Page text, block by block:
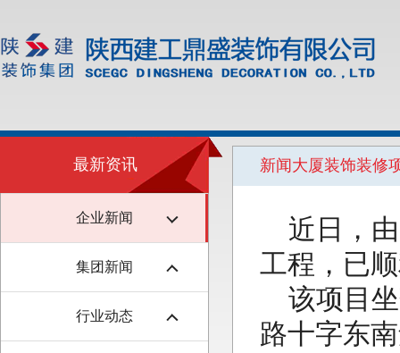
最新资讯
企业新闻
集团新闻
行业动态
新闻大厦装饰装修
近日，
工程，已
该项目
路十字东